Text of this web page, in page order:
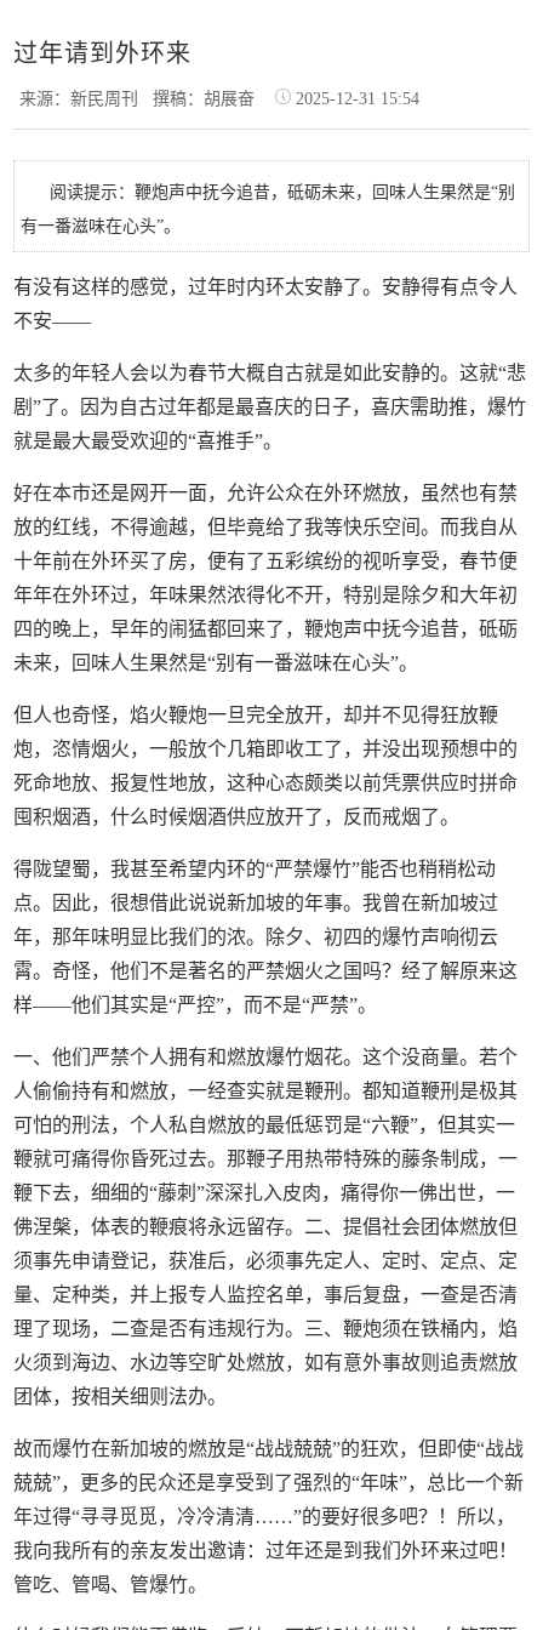
过年请到外环来
来源：新民周刊撰稿：胡展奋 2025-12-31 15:54
阅读提示：鞭炮声中抚今追昔，砥砺未来，回味人生果然是“别
有一番滋味在心头”。
有没有这样的感觉，过年时内环太安静了。安静得有点令人
不安——
太多的年轻人会以为春节大概自古就是如此安静的。这就“悲
剧”了。因为自古过年都是最喜庆的日子，喜庆需助推，爆竹
就是最大最受欢迎的“喜推手”。
好在本市还是网开一面，允许公众在外环燃放，虽然也有禁
放的红线，不得逾越，但毕竟给了我等快乐空间。而我自从
十年前在外环买了房，便有了五彩缤纷的视听享受，春节便
年年在外环过，年味果然浓得化不开，特别是除夕和大年初
四的晚上，早年的闹猛都回来了，鞭炮声中抚今追昔，砥砺
未来，回味人生果然是“别有一番滋味在心头”。
但人也奇怪，焰火鞭炮一旦完全放开，却并不见得狂放鞭
炮，恣情烟火，一般放个几箱即收工了，并没出现预想中的
死命地放、报复性地放，这种心态颇类以前凭票供应时拼命
囤积烟酒，什么时候烟酒供应放开了，反而戒烟了。
得陇望蜀，我甚至希望内环的“严禁爆竹”能否也稍稍松动
点。因此，很想借此说说新加坡的年事。我曾在新加坡过
年，那年味明显比我们的浓。除夕、初四的爆竹声响彻云
霄。奇怪，他们不是著名的严禁烟火之国吗？经了解原来这
样——他们其实是“严控”，而不是“严禁”。
一、他们严禁个人拥有和燃放爆竹烟花。这个没商量。若个
人偷偷持有和燃放，一经查实就是鞭刑。都知道鞭刑是极其
可怕的刑法，个人私自燃放的最低惩罚是“六鞭”，但其实一
鞭就可痛得你昏死过去。那鞭子用热带特殊的藤条制成，一
鞭下去，细细的“藤刺”深深扎入皮肉，痛得你一佛出世，一
佛涅槃，体表的鞭痕将永远留存。二、提倡社会团体燃放但
须事先申请登记，获准后，必须事先定人、定时、定点、定
量、定种类，并上报专人监控名单，事后复盘，一查是否清
理了现场，二查是否有违规行为。三、鞭炮须在铁桶内，焰
火须到海边、水边等空旷处燃放，如有意外事故则追责燃放
团体，按相关细则法办。
故而爆竹在新加坡的燃放是“战战兢兢”的狂欢，但即使“战战
兢兢”，更多的民众还是享受到了强烈的“年味”，总比一个新
年过得“寻寻觅觅，冷冷清清……”的要好很多吧？！所以，
我向我所有的亲友发出邀请：过年还是到我们外环来过吧！
管吃、管喝、管爆竹。